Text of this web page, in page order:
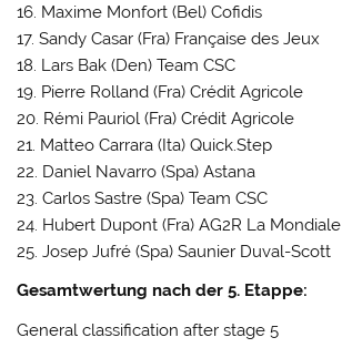
16. Maxime Monfort (Bel) Cofidis
17. Sandy Casar (Fra) Française des Jeux
18. Lars Bak (Den) Team CSC
19. Pierre Rolland (Fra) Crédit Agricole
20. Rémi Pauriol (Fra) Crédit Agricole
21. Matteo Carrara (Ita) Quick.Step
22. Daniel Navarro (Spa) Astana
23. Carlos Sastre (Spa) Team CSC
24. Hubert Dupont (Fra) AG2R La Mondiale
25. Josep Jufré (Spa) Saunier Duval-Scott
Gesamtwertung nach der 5. Etappe:
General classification after stage 5